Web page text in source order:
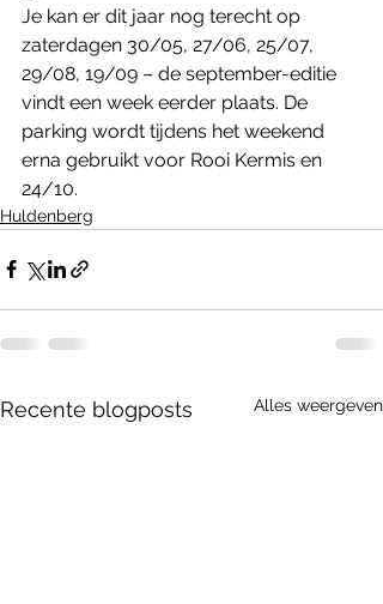
Je kan er dit jaar nog terecht op
zaterdagen 30/05, 27/06, 25/07,
29/08, 19/09 – de september-editie
vindt een week eerder plaats. De
parking wordt tijdens het weekend
erna gebruikt voor Rooi Kermis en
24/10.
Huldenberg
Recente blogposts Alles weergeven